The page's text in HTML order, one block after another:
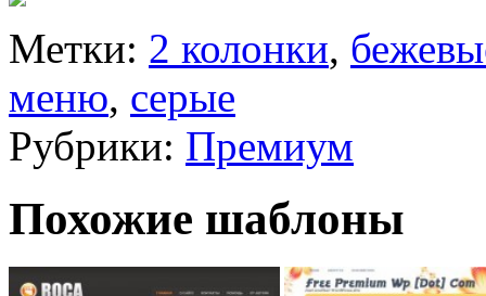
Метки: 2 колонки,
меню, серые
Рубрики: Премиум
Похожие шаблоны